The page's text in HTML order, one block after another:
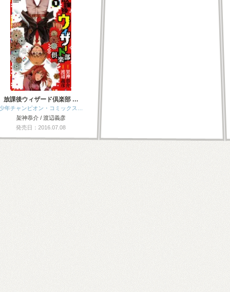
放課後ウィザード倶楽部 …
少年チャンピオン・コミックス…
架神恭介 / 渡辺義彦
発売日：2016.07.08